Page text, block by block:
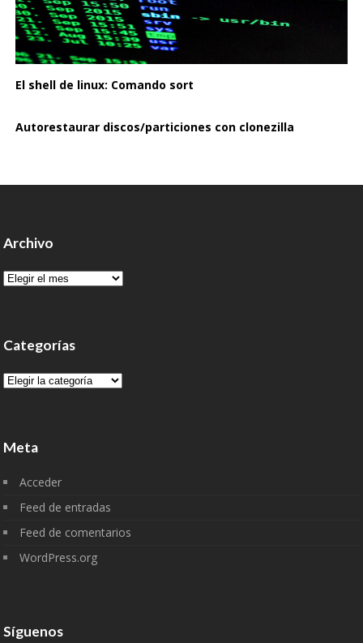
El shell de linux: Comando sort
Autorestaurar discos/particiones con clonezilla
Archivo
Archivo
Categorías
Categorías
Meta
Acceder
Feed de entradas
Feed de comentarios
WordPress.org
Síguenos